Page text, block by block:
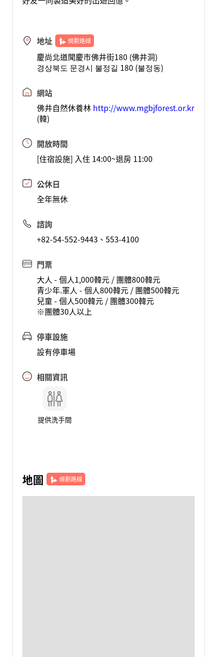
地址 規劃路線
慶尚北道聞慶市佛井街180 (佛井洞)
경상북도 문경시 불정길 180 (불정동)
網站
佛井自然休養林 http://www.mgbjforest.or.kr
(韓)
開放時間
[住宿設施] 入住 14:00~退房 11:00
公休日
全年無休
諮詢
+82-54-552-9443、553-4100
門票
大人 - 個人1,000韓元 / 團體800韓元
青少年.軍人 - 個人800韓元 / 團體500韓元
兒童 - 個人500韓元 / 團體300韓元
※團體30人以上
停車設施
設有停車場
相關資訊
提供洗手間
地圖 規劃路線